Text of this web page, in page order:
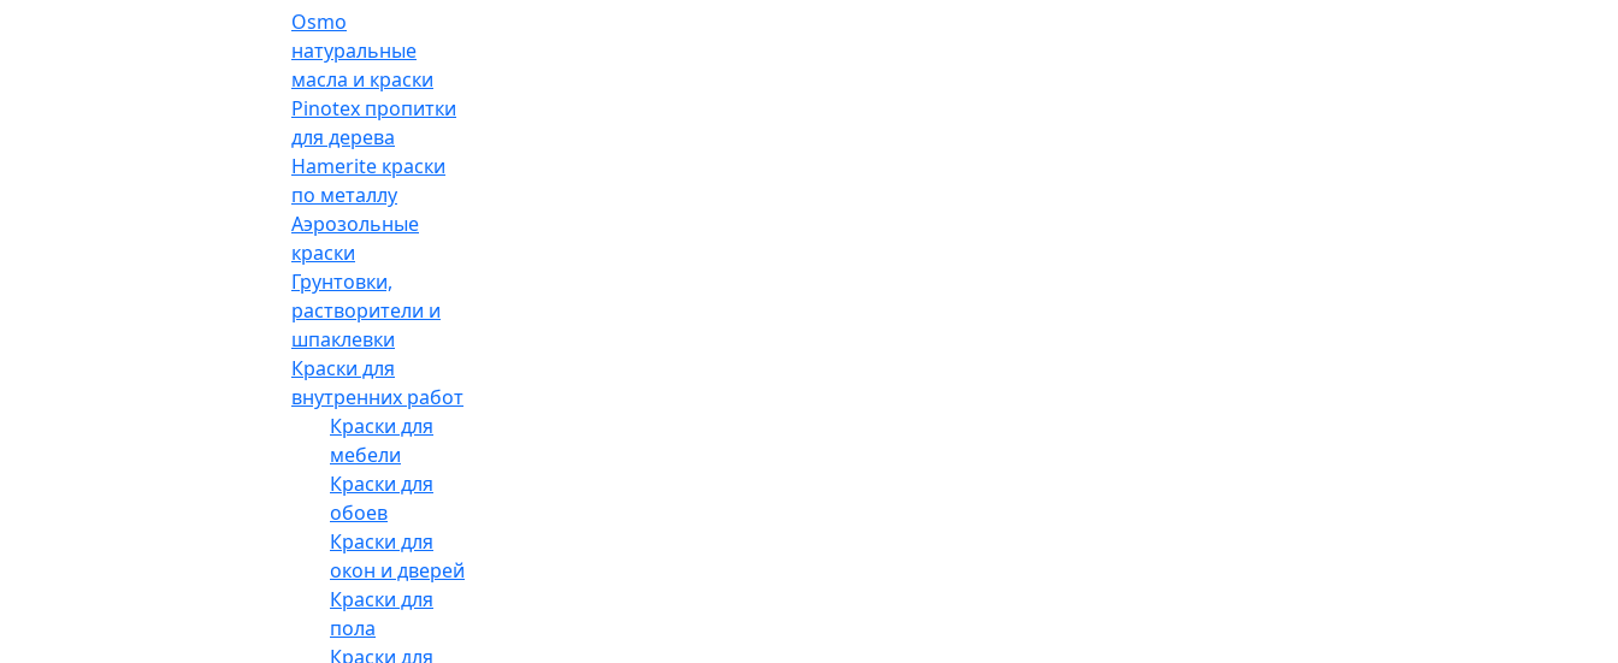
Osmo
натуральные
масла и краски
Pinotex пропитки
для дерева
Hamerite краски
по металлу
Аэрозольные
краски
Грунтовки,
растворители и
шпаклевки
Краски для
внутренних работ
Краски для
мебели
Краски для
обоев
Краски для
окон и дверей
Краски для
пола
Краски для